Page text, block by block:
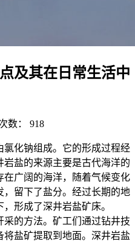
及其在日常生活中
数： 918
化钠组成。它的形成过程经
盐的来源主要是古代海洋的
广阔的海洋，随着气候变化
留下了盐分。经过长期的地
形成了深井岩盐矿床。
的方法。矿工们通过钻井技
盐矿提取到地面。深井岩盐